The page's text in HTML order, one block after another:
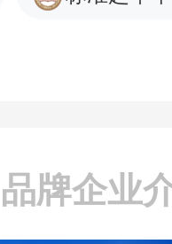
品牌企业